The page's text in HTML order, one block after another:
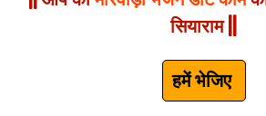
सियाराम ||
हमें भेजिए